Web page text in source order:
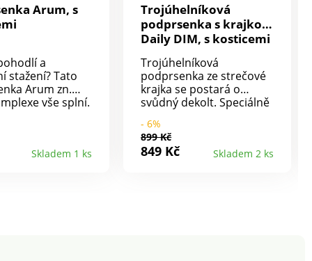
Arum, s
a
stažení? Tato
Arum zn.
vše splní.
tvar
díl z
Skladem 1 ks
Trojúhelníková
podprsenka s krajkou
Daily DIM, s kosticemi
Trojúhelníková
podprsenka ze strečové
krajka se postará o
svůdný dekolt. Speciálně
velikostí poprsí.
Podprsenka s kosticemi
Daily zn. Dim.
- 6%
899 Kč
849 Kč Skladem 2 ks